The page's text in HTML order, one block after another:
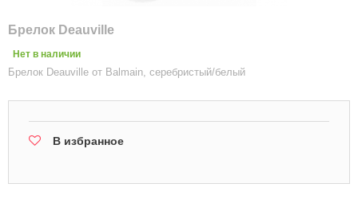
Брелок Deauville
Нет в наличии
Брелок Deauville от Balmain, серебристый/белый
В избранное